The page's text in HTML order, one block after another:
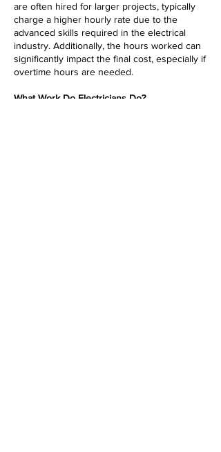
are often hired for larger projects, typically
charge a higher hourly rate due to the
advanced skills required in the electrical
industry. Additionally, the hours worked can
significantly impact the final cost, especially if
overtime hours are needed.
What Work Do Electricians Do?